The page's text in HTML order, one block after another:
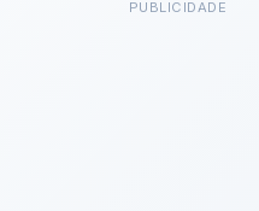
PUBLICIDADE